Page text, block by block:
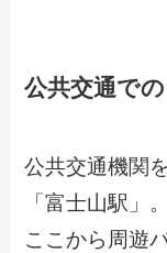
公共交通で
公共交通機関
「富士山駅」。
ここから周遊